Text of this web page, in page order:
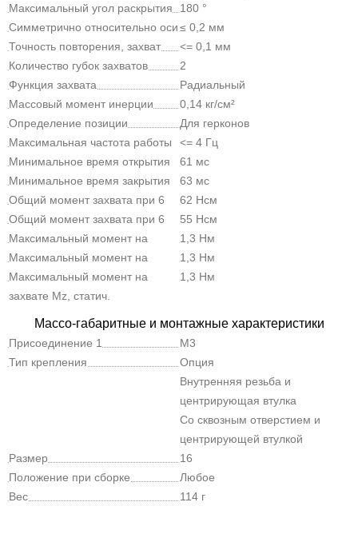
Максимальный угол раскрытия
180 °
Симметрично относительно оси≤ 0,2 мм
Точность повторения, захват
<= 0,1 мм
Количество губок захватов
2
Функция захвата
Радиальный
Массовый момент инерции
0,14 кг/см²
Определение позиции
Для герконов
Максимальная частота работы
захвата
<= 4 Гц
Минимальное время открытия
при 6 бар
61 мс
Минимальное время закрытия
при 6 бар
63 мс
Общий момент захвата при 6
бар, открытие
62 Нсм
Общий момент захвата при 6
бар, смыкание
55 Нсм
Максимальный момент на
захвате Mx, статич.
1,3 Нм
Максимальный момент на
захвате My, статич.
1,3 Нм
Максимальный момент на
захвате Mz, статич.
1,3 Нм
Массо-габаритные и монтажные характеристики
Присоединение 1
M3
Тип крепления
Опция
Внутренняя резьба и
центрирующая втулка
Со сквозным отверстием и
центрирующей втулкой
Размер
16
Положение при сборке
Любое
Вес
114 г